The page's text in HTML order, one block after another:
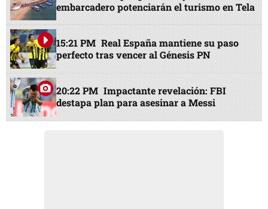
embarcadero potenciarán el turismo en Tela
15:21 PM Real España mantiene su paso
perfecto tras vencer al Génesis PN
20:22 PM Impactante revelación: FBI
destapa plan para asesinar a Messi